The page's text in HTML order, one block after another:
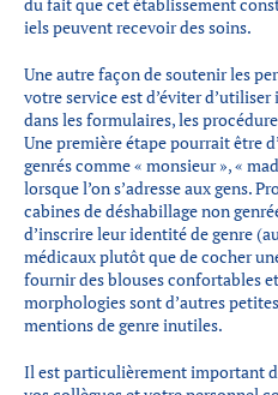
iels peuvent recevoir des soins.
Une autre façon de soutenir les
votre service est d’éviter
dans les formulaires, les
Une première étape pourrait être
genrés comme « monsieur », «
lorsque l’on s’adresse aux gens.
cabines de déshabillage non
d’inscrire leur identité de genre
médicaux plutôt que de cocher
fournir des blouses confortables
morphologies sont d’autres
mentions de genre inutiles.
Il est particulièrement important